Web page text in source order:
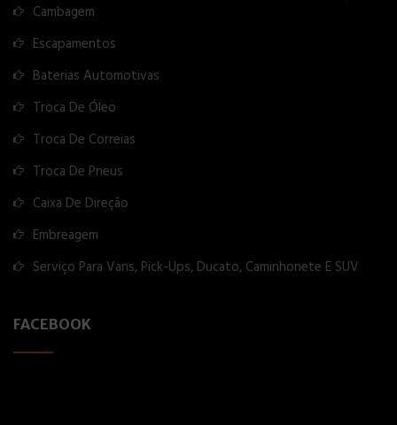
Cambagem
Escapamentos
Baterias Automotivas
Troca De Óleo
Troca De Correias
Troca De Pneus
Caixa De Direção
Embreagem
Serviço Para Vans, Pick-Ups, Ducato, Caminhonete E SUV
FACEBOOK